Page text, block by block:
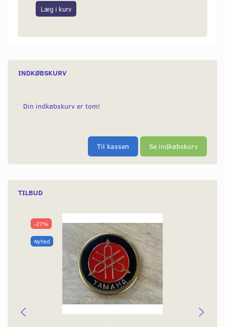
Læg i kurv
INDKØBSKURV
Din indkøbskurv er tom!
Til kassen Se indkøbskurv
TILBUD
-27%
Nyhed